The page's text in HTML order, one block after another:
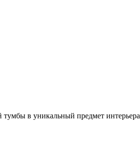
тумбы в уникальный предмет интерьера